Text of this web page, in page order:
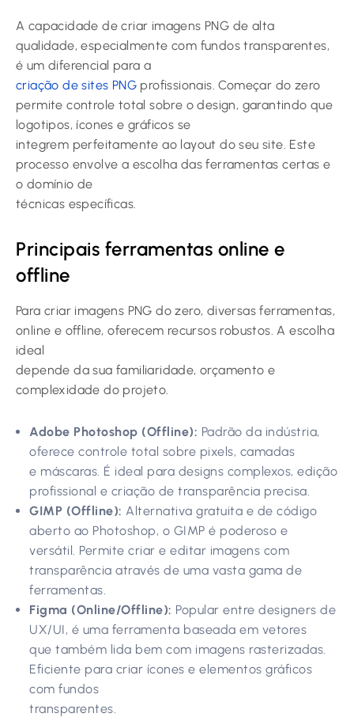
A capacidade de criar imagens PNG de alta
qualidade, especialmente com fundos transparentes,
é um diferencial para a
criação de sites PNG profissionais. Começar do zero
permite controle total sobre o design, garantindo que
logotipos, ícones e gráficos se
integrem perfeitamente ao layout do seu site. Este
processo envolve a escolha das ferramentas certas e
o domínio de
técnicas específicas.
Principais ferramentas online e
offline
Para criar imagens PNG do zero, diversas ferramentas,
online e offline, oferecem recursos robustos. A escolha
ideal
depende da sua familiaridade, orçamento e
complexidade do projeto.
Adobe Photoshop (Offline): Padrão da indústria,
oferece controle total sobre pixels, camadas
e máscaras. É ideal para designs complexos, edição
profissional e criação de transparência precisa.
GIMP (Offline): Alternativa gratuita e de código
aberto ao Photoshop, o GIMP é poderoso e
versátil. Permite criar e editar imagens com
transparência através de uma vasta gama de
ferramentas.
Figma (Online/Offline): Popular entre designers de
UX/UI, é uma ferramenta baseada em vetores
que também lida bem com imagens rasterizadas.
Eficiente para criar ícones e elementos gráficos
com fundos
transparentes.